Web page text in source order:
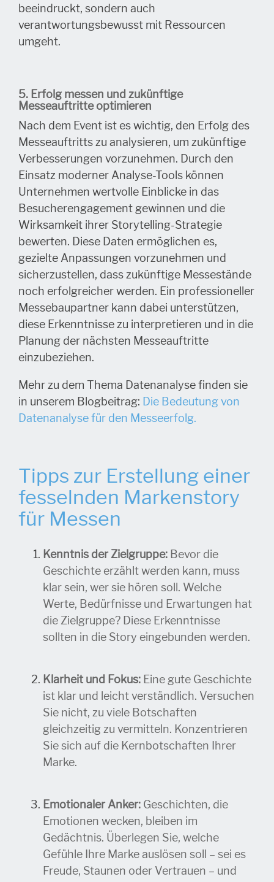
beeindruckt, sondern auch
verantwortungsbewusst mit Ressourcen
umgeht.
5. Erfolg messen und zukünftige
Messeauftritte optimieren
Nach dem Event ist es wichtig, den Erfolg des
Messeauftritts zu analysieren, um zukünftige
Verbesserungen vorzunehmen. Durch den
Einsatz moderner Analyse-Tools können
Unternehmen wertvolle Einblicke in das
Besucherengagement gewinnen und die
Wirksamkeit ihrer Storytelling-Strategie
bewerten. Diese Daten ermöglichen es,
gezielte Anpassungen vorzunehmen und
sicherzustellen, dass zukünftige Messestände
noch erfolgreicher werden. Ein professioneller
Messebaupartner kann dabei unterstützen,
diese Erkenntnisse zu interpretieren und in die
Planung der nächsten Messeauftritte
einzubeziehen.
Mehr zu dem Thema Datenanalyse finden sie
in unserem Blogbeitrag: Die Bedeutung von
Datenanalyse für den Messeerfolg.
Tipps zur Erstellung einer
fesselnden Markenstory
für Messen
Kenntnis der Zielgruppe: Bevor die
Geschichte erzählt werden kann, muss
klar sein, wer sie hören soll. Welche
Werte, Bedürfnisse und Erwartungen hat
die Zielgruppe? Diese Erkenntnisse
sollten in die Story eingebunden werden.
Klarheit und Fokus: Eine gute Geschichte
ist klar und leicht verständlich. Versuchen
Sie nicht, zu viele Botschaften
gleichzeitig zu vermitteln. Konzentrieren
Sie sich auf die Kernbotschaften Ihrer
Marke.
Emotionaler Anker: Geschichten, die
Emotionen wecken, bleiben im
Gedächtnis. Überlegen Sie, welche
Gefühle Ihre Marke auslösen soll – sei es
Freude, Staunen oder Vertrauen – und